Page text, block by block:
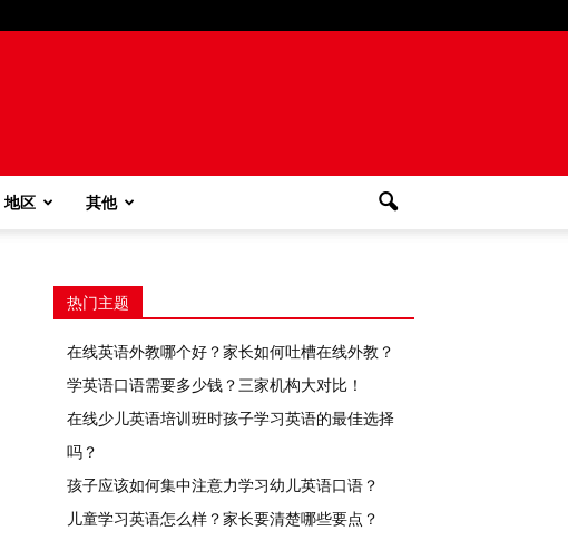
地区 其他
热门主题
在线英语外教哪个好？家长如何吐槽在线外教？
学英语口语需要多少钱？三家机构大对比！
在线少儿英语培训班时孩子学习英语的最佳选择
吗？
孩子应该如何集中注意力学习幼儿英语口语？
儿童学习英语怎么样？家长要清楚哪些要点？